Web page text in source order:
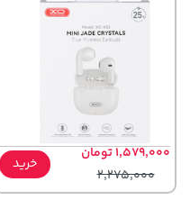
1,579,000 تومان
2,275,000
خرید